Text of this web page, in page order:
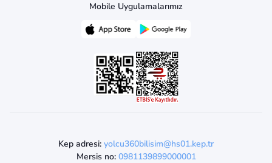
Mobile Uygulamalarımız
Kep adresi: yolcu360bilisim@hs01.kep.tr
Mersis no: 0981139899000001